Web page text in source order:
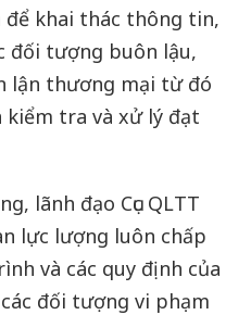
để khai thác thông tin,
đối tượng buôn lậu,
lận thương mại từ đó
kiểm tra và xử lý đạt
lãnh đạo Cục QLTT
lực lượng luôn chấp
và các quy định của
đối tượng vi phạm